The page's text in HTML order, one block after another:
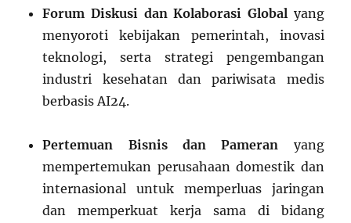
Forum Diskusi dan Kolaborasi Global yang
menyoroti kebijakan pemerintah, inovasi
teknologi, serta strategi pengembangan
industri kesehatan dan pariwisata medis
berbasis AI24.
Pertemuan Bisnis dan Pameran yang
mempertemukan perusahaan domestik dan
internasional untuk memperluas jaringan
dan memperkuat kerja sama di bidang